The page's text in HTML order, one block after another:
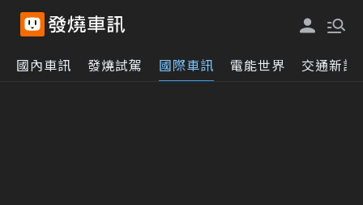
國內車訊 發燒試駕 國際車訊 電能世界 交通新訊